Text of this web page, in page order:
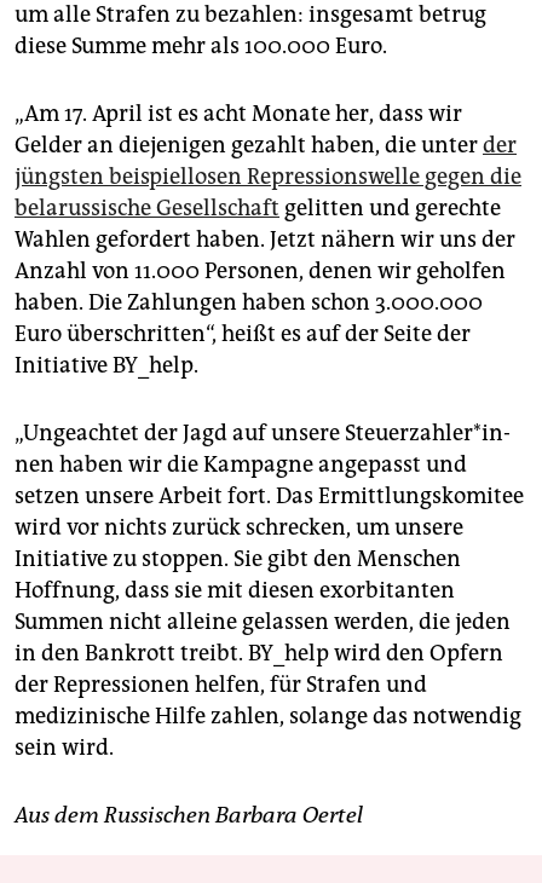
um alle Strafen zu bezahlen: insgesamt betrug
diese Summe mehr als 100.000 Euro.
„Am 17. April ist es acht Monate her, dass wir
Gelder an diejenigen gezahlt haben, die unterder
jüngsten beispiellosen Repressionswelle gegen die
belarussische Gesellschaft gelitten und gerechte
Wahlen gefordert haben. Jetzt nähern wir uns der
Anzahl von 11.000 Personen, denen wir geholfen
haben. Die Zahlungen haben schon 3.000.000
Euro überschritten“, heißt es auf der Seite der
Initiative BY_help.
„Ungeachtet der Jagd auf unsere Steu­er­zah­le­r*in­
nen haben wir die Kampagne angepasst und
setzen unsere Arbeit fort. Das Ermittlungskomitee
wird vor nichts zurück schrecken, um unsere
Initiative zu stoppen. Sie gibt den Menschen
Hoffnung, dass sie mit diesen exorbitanten
Summen nicht alleine gelassen werden, die jeden
in den Bankrott treibt. BY_help wird den Opfern
der Repressionen helfen, für Strafen und
medizinische Hilfe zahlen, solange das notwendig
sein wird.
Aus dem Russischen Barbara Oertel